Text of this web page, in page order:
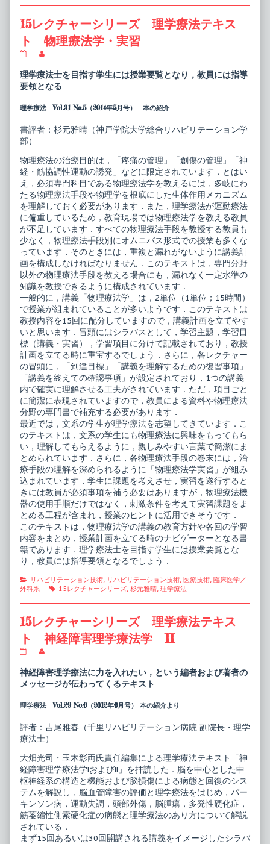
15レクチャーシリーズ 理学療法テキス
ト 物理療法学・実習
ク
チ
ャ
シ
ー
ズ
理
療
法
キ
ス
ト
物
理
療
法
学・
実
習
published
on
posts
by
the
of
ク
ー
シ
リ
ー
ズ
理
学
療
法
テ
キ
ス
ト
物
理
療
法
学・
実
習,
理学療法士を目指す学生には授業要覧となり，教員には指導
要領となる
理学療法 Vol.31 No.5（2014年5月号） 本の紹介
書評者：杉元雅晴（神戸学院大学総合リハビリテーション学
部）
物理療法の治療目的は，「疼痛の管理」「創傷の管理」「神
経・筋協調性運動の誘発」などに限定されています．とはい
え，必須専門科目である物理療法学を教えるには，多岐にわ
たる物理療法手段や物理学を根底にした生体作用メカニズム
を理解しておく必要があります．また，理学療法が運動療法
に偏重しているため，教育現場では物理療法学を教える教員
が不足しています．すべての物理療法手段を教授する教員も
少なく，物理療法手段別にオムニバス形式での授業も多くな
っています．そのときには，重複と漏れがないように講義計
画を構成しなければなりません．このテキストは，専門分野
以外の物理療法手段を教える場合にも，漏れなく一定水準の
知識を教授できるように構成されています．
一般的に，講義「物理療法学」は，2単位（1単位；15時間）
で授業が組まれていることが多いようです．このテキストは
教授内容を15回に配分していますので，講義計画を立てやす
いと思います．冒頭にはシラバスとして，学習主題，学習目
標（講義・実習），学習項目に分けて記載されており，教授
計画を立てる時に重宝するでしょう．さらに，各レクチャー
の冒頭に，「到達目標」「講義を理解するための復習事項」
「講義を終えての確認事項」が設定されており，1つの講義
内で確実に理解させる工夫がされています．ただ，項目ごと
に簡潔に表現されていますので，教員による資料や物理療法
分野の専門書で補充する必要があります．
最近では，文系の学生が理学療法を志望してきています．こ
のテキストは，文系の学生にも物理療法に興味をもってもら
い，理解してもらえるように，親しみやすい言葉で簡潔にま
とめられています．さらに，各物理療法手段の巻末には，治
療手段の理解を深められるように「物理療法学実習」が組み
込まれています．学生に課題を考えさせ，実習を遂行すると
きには教員が必須事項を補う必要はありますが，物理療法機
器の使用手順だけではなく，刺激条件を考えて実習課題をま
とめる工程が含まれ，授業のヒントに活用できそうです．
このテキストは，物理療法学の講義の教育方針や各回の学習
内容をまとめ，授業計画を立てる時のナビゲーターとなる書
籍であります．理学療法士を目指す学生には授業要覧とな
り，教員には指導要領となるでしょう．
Categories
リハビリテーション技術, リハビリテーション技術, 医療技術, 臨床医学／
外科系
Tags
15レクチャーシリーズ, 杉元雅晴, 理学療法
15レクチャーシリーズ 理学療法テキス
ト 神経障害理学療法学 II
ク
チ
ャ
シ
ー
ズ
理
療
法
テ
キ
ス
ト
神
経
障
害
posts
by
the
of
レ
ク
チ
ー
シ
リ
ー
ズ
理
学
療
法
テ
神経障害理学療法に力を入れたい，という編者および著者の
メッセージが伝わってくるテキスト
理学療法 Vol.29 No.6（2012年6月号） 本の紹介より
評者：吉尾雅春（千里リハビリテーション病院 副院長・理学
療法士）
大畑光司・玉木彰両氏責任編集による理学療法テキスト「神
経障害理学療法学IおよびII」を拝読した．脳を中心とした中
枢神経系の構造と機能および脳損傷による病態と回復のシス
テムを解説し，脳血管障害の評価と理学療法をはじめ，パー
キンソン病，運動失調，頭部外傷，脳腫瘍，多発性硬化症，
筋萎縮性側索硬化症の病態と理学療法のあり方について解説
されている．
まず15回あるいは30回開講される講義をイメージしたシラバ